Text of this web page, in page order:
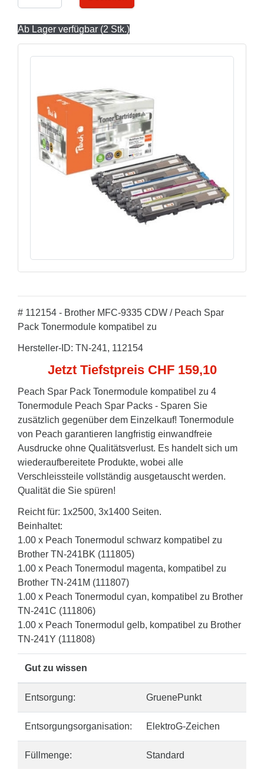
Ab Lager verfügbar (2 Stk.)
# 112154 - Brother MFC-9335 CDW / Peach Spar
Pack Tonermodule kompatibel zu
Hersteller-ID: TN-241, 112154
Jetzt Tiefstpreis CHF 159,10
Peach Spar Pack Tonermodule kompatibel zu 4
Tonermodule Peach Spar Packs - Sparen Sie
zusätzlich gegenüber dem Einzelkauf! Tonermodule
von Peach garantieren langfristig einwandfreie
Ausdrucke ohne Qualitätsverlust. Es handelt sich um
wiederaufbereitete Produkte, wobei alle
Verschleissteile vollständig ausgetauscht werden.
Qualität die Sie spüren!
Reicht für: 1x2500, 3x1400 Seiten.
Beinhaltet:
1.00 x Peach Tonermodul schwarz kompatibel zu
Brother TN-241BK (111805)
1.00 x Peach Tonermodul magenta, kompatibel zu
Brother TN-241M (111807)
1.00 x Peach Tonermodul cyan, kompatibel zu Brother
TN-241C (111806)
1.00 x Peach Tonermodul gelb, kompatibel zu Brother
TN-241Y (111808)
Gut zu wissen
Entsorgung: GruenePunkt
Entsorgungsorganisation: ElektroG-Zeichen
Füllmenge: Standard